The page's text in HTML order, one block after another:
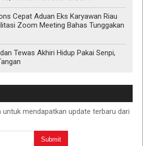
Cepat Aduan Eks Karyawan Riau
Zoom Meeting Bahas Tunggakan
Tewas Akhiri Hidup Pakai Senpi,
untuk mendapatkan update terbaru dari